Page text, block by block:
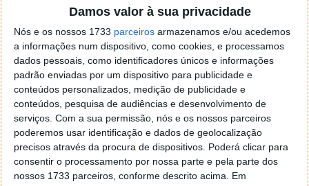
Damos valor à sua privacidade
Nós e os nossos 1733 parceiros armazenamos e/ou acedemos
a informações num dispositivo, como cookies, e processamos
dados pessoais, como identificadores únicos e informações
padrão enviadas por um dispositivo para publicidade e
conteúdos personalizados, medição de publicidade e
conteúdos, pesquisa de audiências e desenvolvimento de
serviços. Com a sua permissão, nós e os nossos parceiros
poderemos usar identificação e dados de geolocalização
precisos através da procura de dispositivos. Poderá clicar para
consentir o processamento por nossa parte e pela parte dos
nossos 1733 parceiros, conforme descrito acima. Em
que pretende levar os astronautas de volta à Lua e um dos poucos
NASA tem novo líder... escolhido por Donald
Trump
A proposta surge em clara contradição com
declarações recentes do nomeado para liderar a
NASA, Jared Isaacman, que afirmou querer reforçar o
papel científico da agência.
A comunidade científica reagiu com preocupação. A